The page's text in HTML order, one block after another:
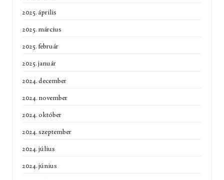
2025. április
2025. március
2025. február
2025. január
2024. december
2024. november
2024. október
2024. szeptember
2024. július
2024. június